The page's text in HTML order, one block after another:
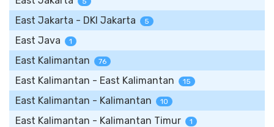
East Jakarta - DKI Jakarta 5
East Java 1
East Kalimantan 76
East Kalimantan - East Kalimantan 15
East Kalimantan - Kalimantan 10
East Kalimantan - Kalimantan Timur 1